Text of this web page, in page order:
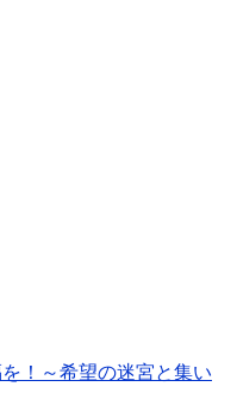
！～希望の迷宮と集い